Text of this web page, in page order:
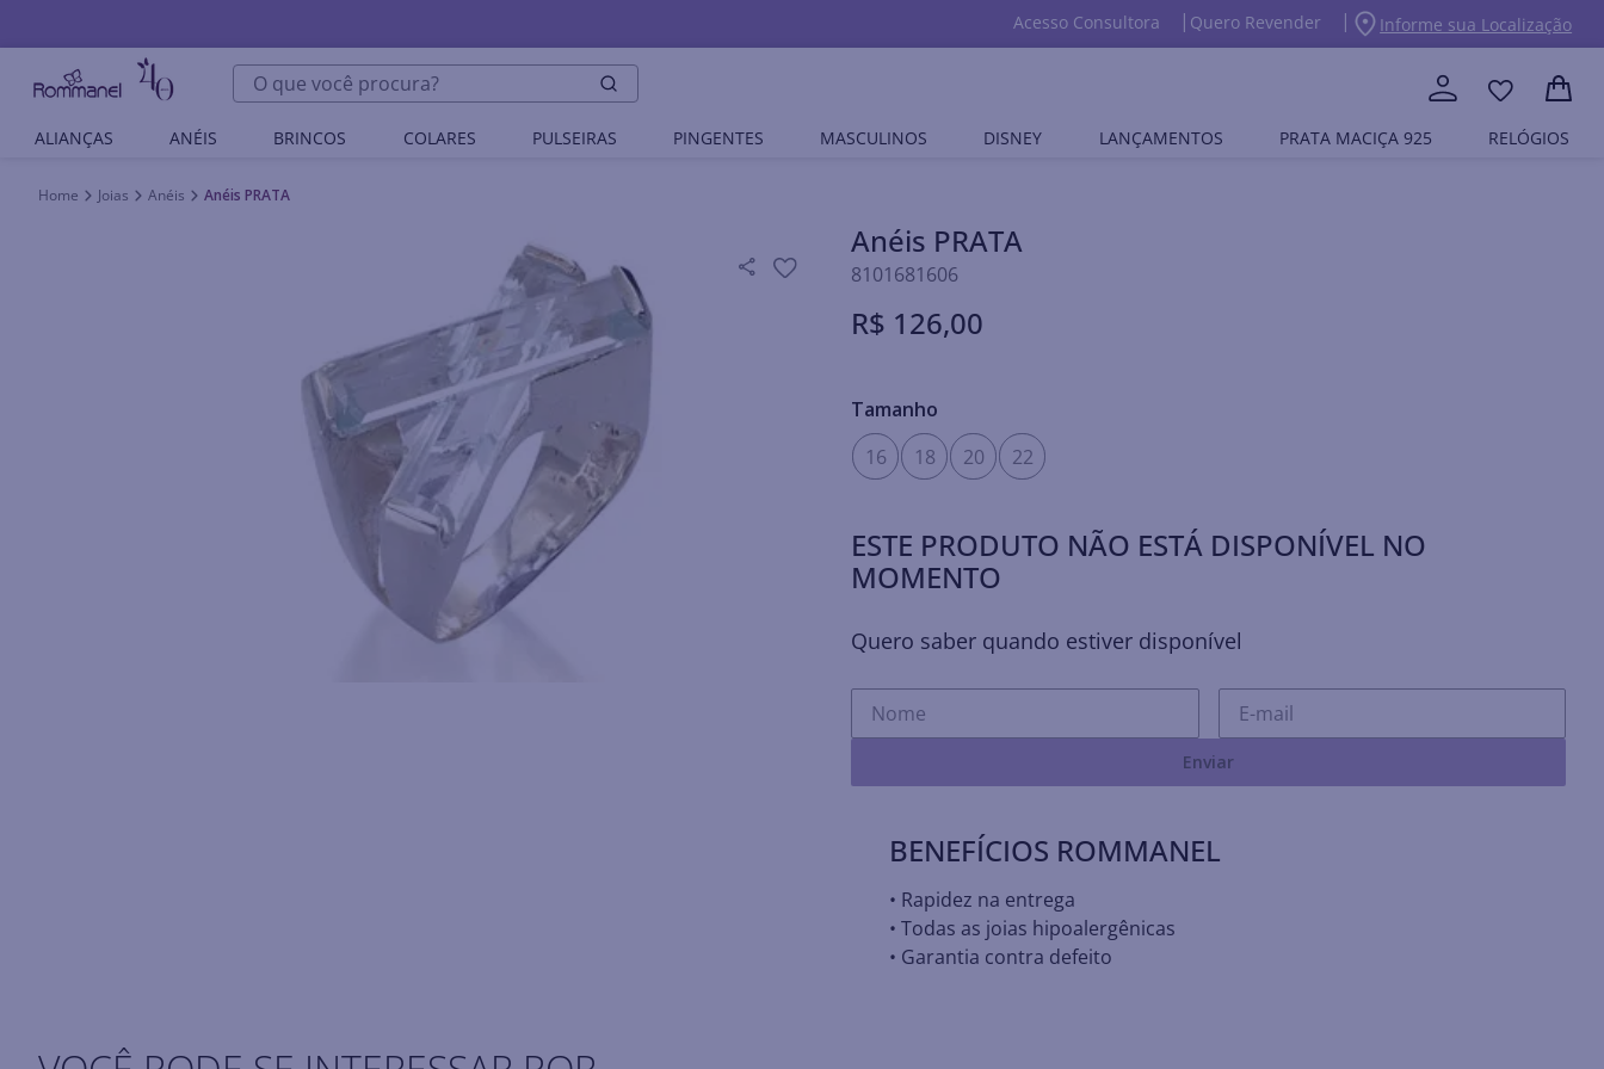
Acesso Consultora Quero Revender Informe sua Localização
O que você procura?
ALIANÇAS ANÉIS BRINCOS COLARES PULSEIRAS PINGENTES MASCULINOS DISNEY LANÇAMENTOS PRATA MACIÇA 925 RELÓGIOS
Joias Anéis Anéis PRATA
Anéis PRATA
8101681606
R$ 126,00
Tamanho
16
18 20 22
ESTE PRODUTO NÃO ESTÁ DISPONÍVEL NO
MOMENTO
Quero saber quando estiver disponível
Enviar
BENEFÍCIOS ROMMANEL
• Rapidez na entrega
• Todas as joias hipoalergênicas
• Garantia contra defeito